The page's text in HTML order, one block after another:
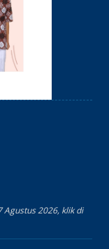
Agustus 2026, klik di